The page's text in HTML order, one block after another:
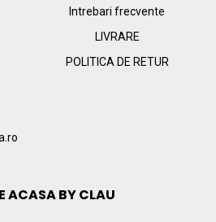
Intrebari frecvente
LIVRARE
POLITICA DE RETUR
ACASA BY CLAU